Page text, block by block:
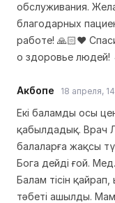
обслуживания.
благодарных
работе! 🙏🏻❤️
о здоровье людей!
Акбопе 18 апреля,
Екі баламды осы
қабылдадық. Врач
балаларға жақсы
Бога дейді ғой.
Балам тісін қайрап,
тәбеті ашылды.